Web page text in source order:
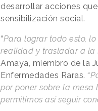
desarrollar acciones
sensibilización social.
“Para lograr todo esto,
realidad y trasladar a la
Amaya, miembro de la
Enfermedades Raras. “
por poner sobre la
permitirnos así seguir